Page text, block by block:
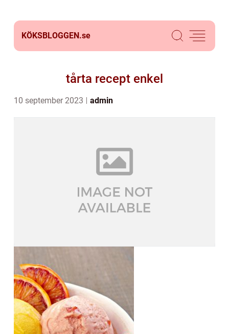
KÖKSBLOGGEN.se
tårta recept enkel
10 september 2023 admin